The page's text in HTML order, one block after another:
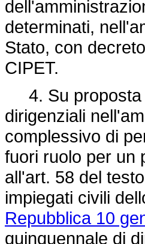
determinati,
Stato, con
CIPET.
4. Su proposta
dirigenziali
complessivo di
fuori ruolo per un
all'art. 58 del
impiegati civili
Repubblica 10
quinquennale di